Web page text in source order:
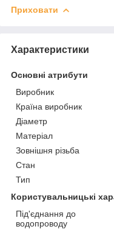
Приховати
Характеристики
Основні атрибути
Виробник
Країна виробник
Діаметр
Матеріал
Зовнішня різьба
Стан
Тип
Користувальницькі
Під'єднання до
водопроводу